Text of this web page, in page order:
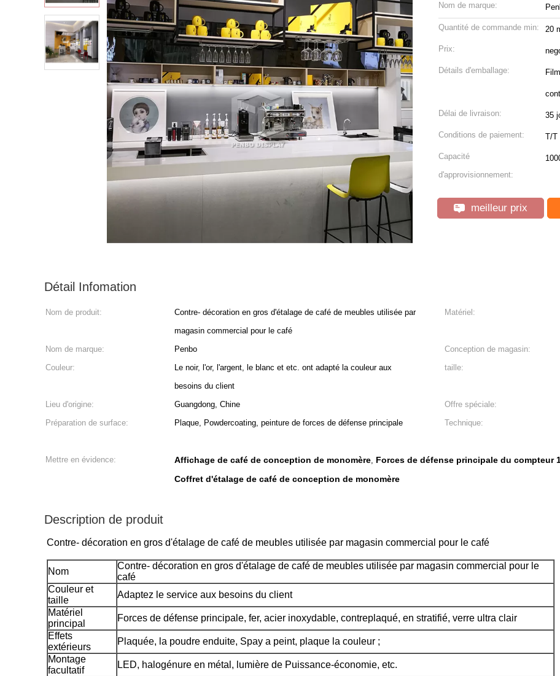
Nom de marque:
Quantité de commande min: 20
Prix:
Détails d'emballage:
Délai de livraison: 35
Conditions de paiement: T/T
Capacité
d'approvisionnement:
meilleur prix
Détail Infomation
Nom de produit:
Contre- décoration en gros d'étalage de café de meubles utilisée par
magasin commercial pour le café
Matériel:
Nom de marque: Penbo Conception de magasin:
Couleur:
Le noir, l'or, l'argent, le blanc et etc. ont adapté la couleur aux
besoins du client
taille:
Lieu d'origine: Guangdong, Chine Offre spéciale:
Préparation de surface:
Plaque, Powdercoating, peinture de forces de défense principale Technique:
Mettre en évidence:
Affichage de café de conception de monomère, Forces de défense principale du compteur
Coffret d'étalage de café de conception de monomère
Description de produit
Contre- décoration en gros d'étalage de café de meubles utilisée par magasin commercial pour le café
Nom
Contre- décoration en gros d'étalage de café de meubles utilisée par magasin commercial pour le
café
Couleur et
taille
Adaptez le service aux besoins du client
Matériel
principal
Forces de défense principale, fer, acier inoxydable, contreplaqué, en stratifié, verre ultra clair
Effets
extérieurs
Plaquée, la poudre enduite, Spay a peint, plaque la couleur ;
Montage
facultatif
LED, halogénure en métal, lumière de Puissance-économie, etc.